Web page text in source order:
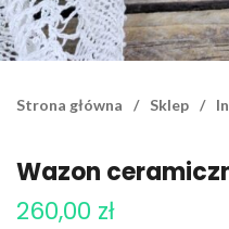
Strona główna / Sklep /
Wazon
260,00 zł